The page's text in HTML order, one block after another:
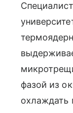
фазой из
охлаждать